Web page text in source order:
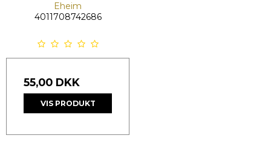
Eheim
4011708742686
55,00 DKK
VIS PRODUKT